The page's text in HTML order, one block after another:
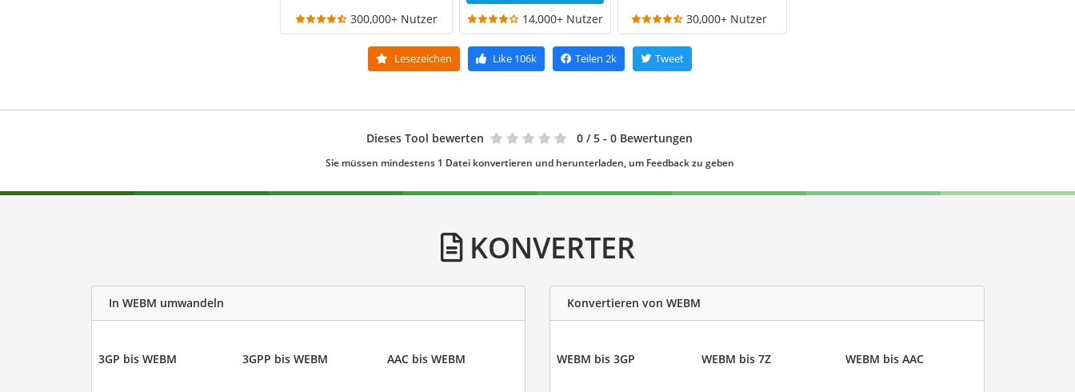
300,000+ Nutzer 14,000+ Nutzer 30,000+ Nutzer
Lesezeichen Like106k Teilen 2k Tweet
Dieses Tool bewerten 0 / 5 - 0 Bewertungen
Sie müssen mindestens 1 Datei konvertieren und herunterladen, um Feedback zu geben
KONVERTER
In WEBM umwandeln
3GP bis WEBM 3GPP bis WEBM AAC bis WEBM
Konvertieren von WEBM
WEBM bis 3GP WEBM bis 7Z WEBM bis AAC